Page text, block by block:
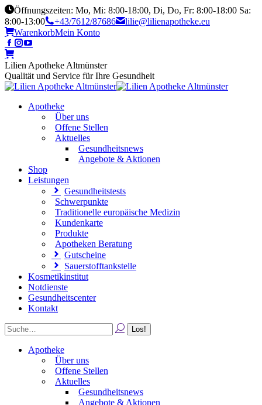
Öffnungszeiten: Mo, Mi: 8:00-18:00, Di, Do, Fr: 8:00-18:00 Sa:
8:00-13:00
+43/7612/87686
lilie@lilienapotheke.eu
WarenkorbMein Konto
Lilien Apotheke Altmünster
Qualität und Service für Ihre Gesundheit
Apotheke
Über uns
Offene Stellen
Aktuelles
Gesundheitsnews
Angebote & Aktionen
Shop
Leistungen
Gesundheitstests
Schwerpunkte
Traditionelle europäische Medizin
Kundenkarte
Produkte
Apotheken Beratung
Gutscheine
Sauerstofftankstelle
Kosmetikinstitut
Notdienste
Gesundheitscenter
Kontakt
Apotheke
Über uns
Offene Stellen
Aktuelles
Gesundheitsnews
Angebote & Aktionen